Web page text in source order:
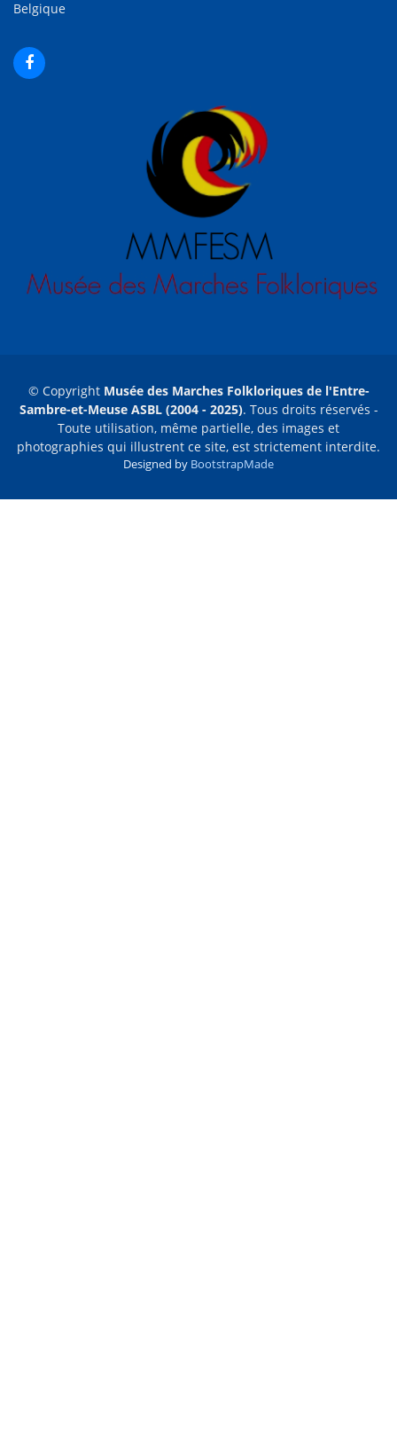
Belgique
© Copyright Musée des Marches Folkloriques de l'Entre-
Sambre-et-Meuse ASBL (2004 - 2025). Tous droits réservés -
Toute utilisation, même partielle, des images et
photographies qui illustrent ce site, est strictement interdite.
Designed by BootstrapMade